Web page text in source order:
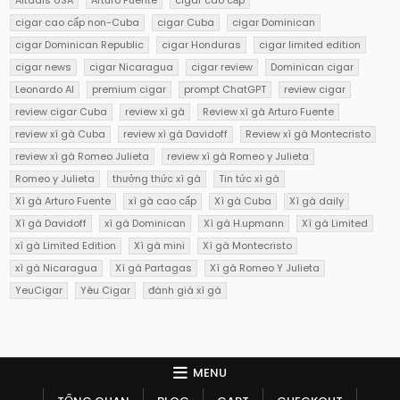
cigar cao cấp non-Cuba
cigar Cuba
cigar Dominican
cigar Dominican Republic
cigar Honduras
cigar limited edition
cigar news
cigar Nicaragua cigar review
Dominican cigar
Leonardo AI
premium cigar prompt ChatGPT
review cigar
review cigar Cuba
review xì gà
Review xì gà Arturo Fuente
review xì gà Cuba
review xì gà Davidoff
Review xì gà Montecristo
review xì gà Romeo Julieta
review xì gà Romeo y Julieta
Romeo y Julieta
thưởng thức xì gà
Tin tức xì gà
Xì gà Arturo Fuente
xì gà cao cấp Xì gà Cuba
Xì gà daily
Xì gà Davidoff
xì gà Dominican Xì gà H.upmann
Xì gà Limited
xì gà Limited Edition
Xì gà mini
Xì gà Montecristo
xì gà Nicaragua
Xì gà Partagas
Xì gà Romeo Y Julieta
YeuCigar
Yêu Cigar đánh giá xì gà
MENU